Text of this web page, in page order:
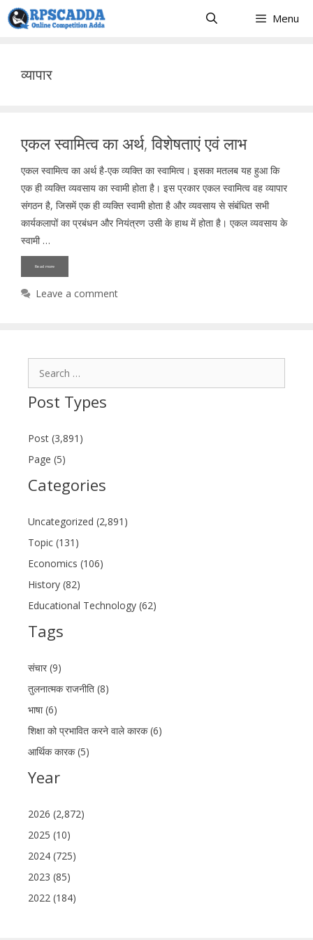
Skip
to
Menu
व्यापार
एकल स्वामित्व का अर्थ, विशेषताएं एवं लाभ
एकल स्वामित्व का अर्थ है-एक व्यक्ति का स्वामित्व। इसका मतलब यह हुआ कि
एक ही व्यक्ति व्यवसाय का स्वामी होता है। इस प्रकार एकल स्वामित्व वह व्यापार
संगठन है, जिसमें एक ही व्यक्ति स्वामी होता है और व्यवसाय से संबंधित सभी
कार्यकलापों का प्रबंधन और नियंत्रण उसी के हाथ में होता है। एकल व्यवसाय के
स्वामी …
Read more
Leave a comment
Post Types
Post (3,891)
Page (5)
Categories
Uncategorized (2,891)
Topic (131)
Economics (106)
History (82)
Educational Technology (62)
Tags
संचार (9)
तुलनात्मक राजनीति (8)
भाषा (6)
शिक्षा को प्रभावित करने वाले कारक (6)
आर्थिक कारक (5)
Year
2026 (2,872)
2025 (10)
2024 (725)
2023 (85)
2022 (184)